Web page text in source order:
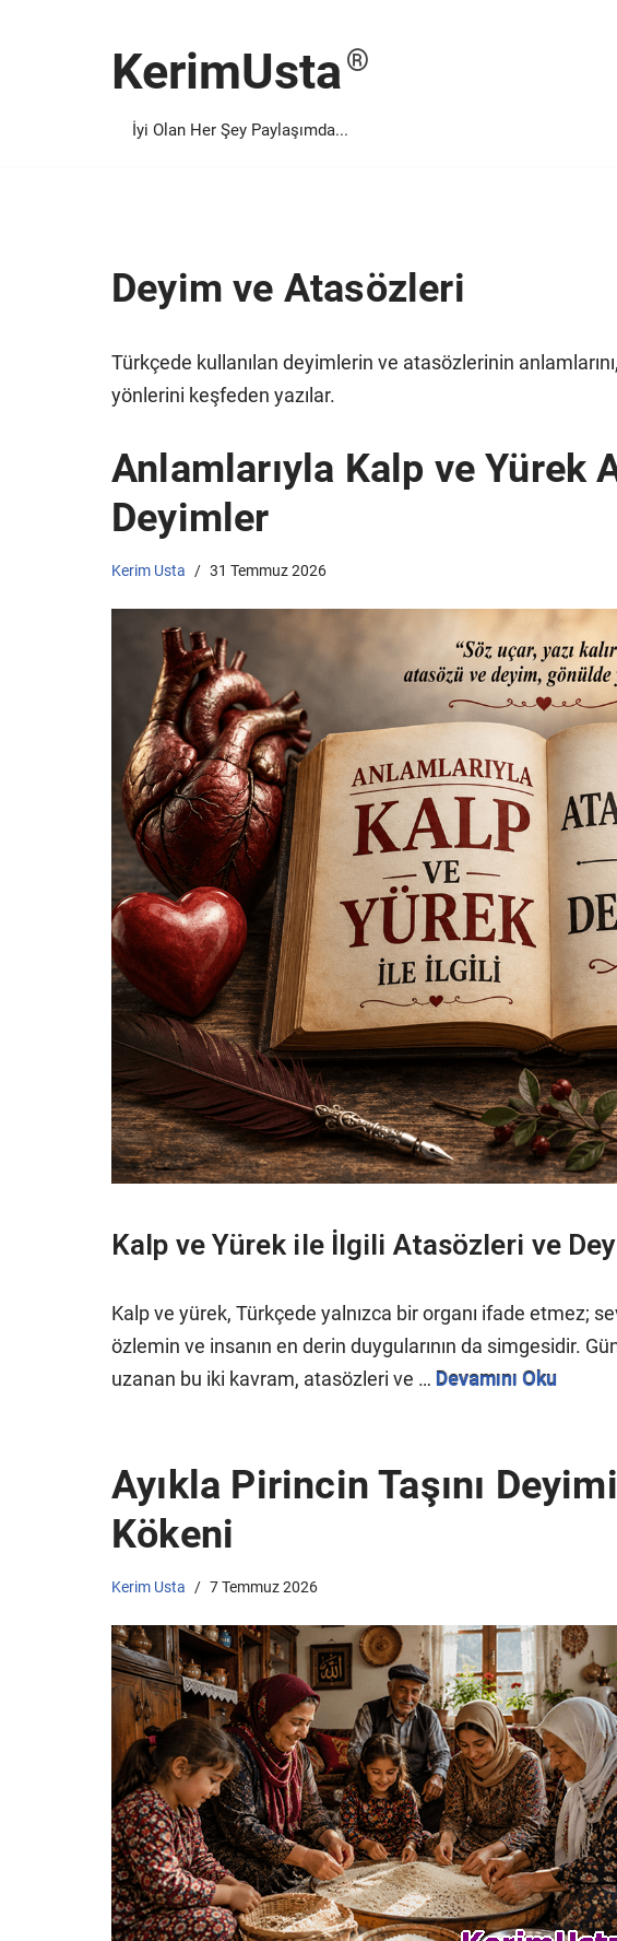
KerimUsta
İyi Olan Her Şey Paylaşımda...
Deyim ve Atasözleri
Türkçede kullanılan deyimlerin ve atasözlerinin
yönlerini keşfeden yazılar.
Anlamlarıyla Kalp ve Yürek
Deyimler
Kerim Usta 31 Temmuz 2026
Kalp ve Yürek ile İlgili Atasözleri ve
Kalp ve yürek, Türkçede yalnızca bir organı ifade etmez;
özlemin ve insanın en derin duygularının da simgesidir.
uzanan bu iki kavram, atasözleri ve … Devamını Oku
Ayıkla Pirincin Taşını
Kökeni
Kerim Usta 7 Temmuz 2026